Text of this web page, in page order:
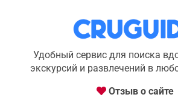
Удобный сервис для поиска
экскурсий и развлечений в
Отзыв о сайте